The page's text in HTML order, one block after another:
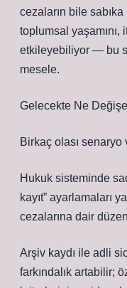
cezaların bile
toplumsal yaşamını,
etkileyebiliyor — bu
mesele.
Gelecekte Ne
Birkaç olası senaryo
Hukuk sisteminde
kayıt” ayarlamaları
cezalarına dair
Arşiv kaydı ile adli
farkındalık artabilir;